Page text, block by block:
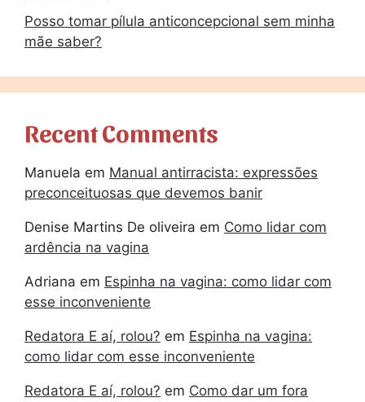
Posso tomar pílula anticoncepcional sem minha
mãe saber?
Recent Comments
Manuela em Manual antirracista: expressões
preconceituosas que devemos banir
Denise Martins De oliveira em Como lidar com
ardência na vagina
Adriana em Espinha na vagina: como lidar com
esse inconveniente
Redatora E aí, rolou? em Espinha na vagina:
como lidar com esse inconveniente
Redatora E aí, rolou? em Como dar um fora